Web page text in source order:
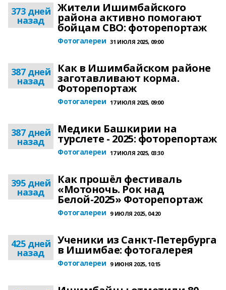
373 дней
назад
Жители Ишимбайского
района активно помогают
бойцам СВО: фоторепортаж
Фотогалереи 31 ИЮЛЯ 2025, 09:00
387 дней
назад
Как в Ишимбайском районе
заготавливают корма.
Фоторепортаж
Фотогалереи 17 ИЮЛЯ 2025, 09:00
387 дней
назад
Медики Башкирии на
турслете - 2025: фоторепортаж
Фотогалереи 17 ИЮЛЯ 2025, 03:30
395 дней
назад
Как прошёл фестиваль
«Мотоночь. Рок над
Белой-2025» Фоторепортаж
Фотогалереи 9 ИЮЛЯ 2025, 04:20
425 дней
назад
Ученики из Санкт-Петербурга
в Ишимбае: фотогалерея
Фотогалереи 9 ИЮНЯ 2025, 10:15